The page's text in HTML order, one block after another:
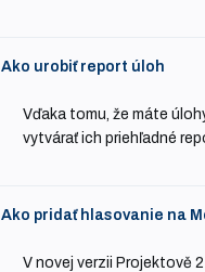
Ako urobiť report úloh
Vďaka tomu, že máte
vytvárať ich priehľadné
Ako pridať hlasovanie na
V novej verzii Projektově